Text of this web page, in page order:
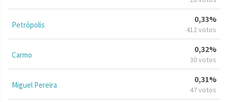
Petrópolis
0,33%
412 votos
Carmo
0,32%
30 votos
Miguel Pereira
0,31%
47 votos